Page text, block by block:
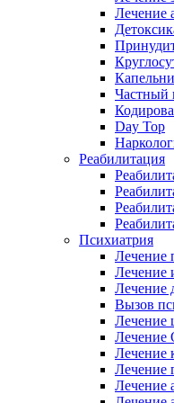
Лечение
Частный
Day Top
Реабилитация
Психиатрия
Лечение
Лечение
Лечение
Вызов
Лечение
Лечение
Лечение
Лечение
Лечение